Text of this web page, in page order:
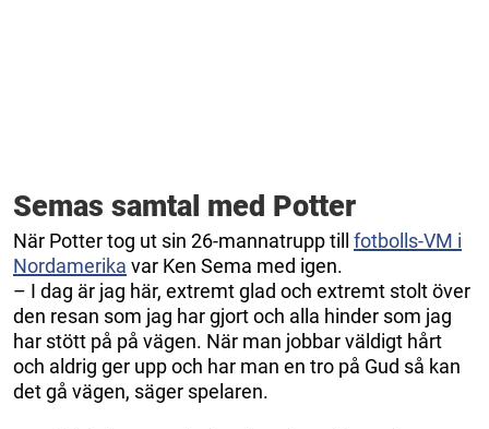
Semas samtal med Potter
När Potter tog ut sin 26-mannatrupp till fotbolls-VM i
Nordamerika var Ken Sema med igen.
– I dag är jag här, extremt glad och extremt stolt över
den resan som jag har gjort och alla hinder som jag
har stött på på vägen. När man jobbar väldigt hårt
och aldrig ger upp och har man en tro på Gud så kan
det gå vägen, säger spelaren.